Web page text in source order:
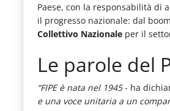
Paese, con la responsabilità di
il progresso nazionale: dal
Collettivo Nazionale per il
Le parole del
“FIPE è nata nel 1945- ha
e una voce unitaria a un